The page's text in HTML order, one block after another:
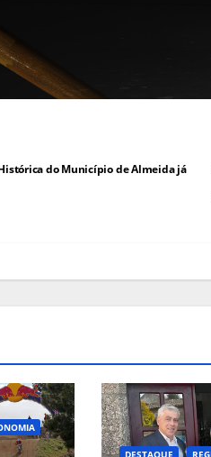
do Município de Almeida já
DESTAQUE